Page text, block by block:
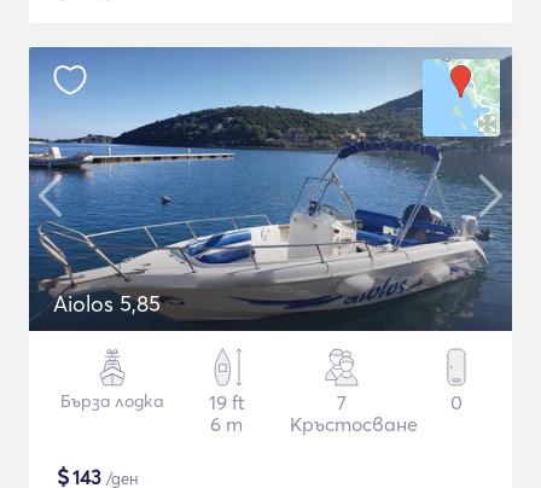
Aiolos 5,85
Бърза лодка
19 ft
6 m
7
Кръстосване
0
$143 /ден